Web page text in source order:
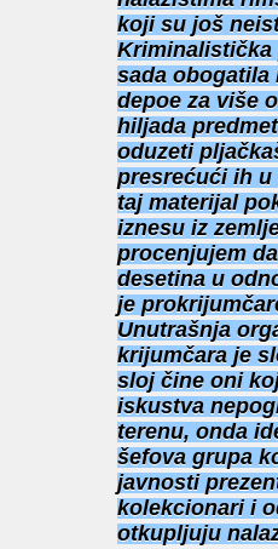
koji su još
Kriminalistička
sada obogatila
depoe za više
hiljada
oduzeti
presrećući ih
taj materijal
iznesu iz
procenjujem
desetina u
je
Unutrašnja
krijumčara je
sloj čine oni
iskustva
terenu, onda
šefova grupa
javnosti
kolekcionari i
otkupljuju